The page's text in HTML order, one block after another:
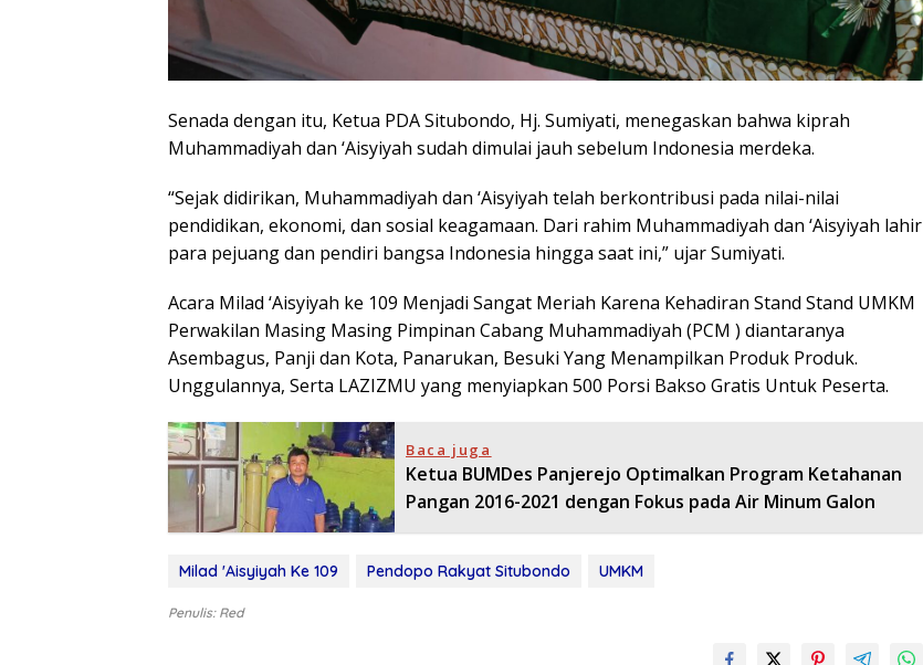
Senada dengan itu, Ketua PDA Situbondo, Hj. Sumiyati, menegaskan bahwa kiprah
Muhammadiyah dan ‘Aisyiyah sudah dimulai jauh sebelum Indonesia merdeka.
“Sejak didirikan, Muhammadiyah dan ‘Aisyiyah telah berkontribusi pada nilai-nilai
pendidikan, ekonomi, dan sosial keagamaan. Dari rahim Muhammadiyah dan ‘Aisyiyah lahir
para pejuang dan pendiri bangsa Indonesia hingga saat ini,” ujar Sumiyati.
Acara Milad ‘Aisyiyah ke 109 Menjadi Sangat Meriah Karena Kehadiran Stand Stand UMKM
Perwakilan Masing Masing Pimpinan Cabang Muhammadiyah (PCM ) diantaranya
Asembagus, Panji dan Kota, Panarukan, Besuki Yang Menampilkan Produk Produk.
Unggulannya, Serta LAZIZMU yang menyiapkan 500 Porsi Bakso Gratis Untuk Peserta.
Baca juga
Ketua BUMDes Panjerejo Optimalkan Program Ketahanan
Pangan 2016-2021 dengan Fokus pada Air Minum Galon
Milad 'Aisyiyah Ke 109 Pendopo Rakyat Situbondo UMKM
Penulis: Red